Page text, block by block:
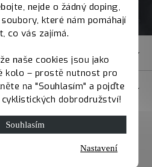
nejde o žádný doping,
které nám pomáhají
co vás zajímá.
naše cookies jsou jako
kolo – prostě nutnost pro
na "Souhlasím" a pojďte
dobrodružství!
Souhlasím
Nastavení